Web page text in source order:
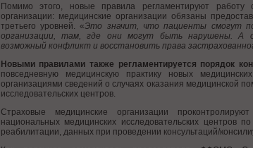
Помимо этого, новые правила регламентируют работу
организации: медицинские организации обязаны
третьего уровней. «Это значит, что пациенты смогут
организации, там, где они могут быть нарушены. А
возможный конфликт и восстановить права
Новыми правилами также регламентируется порядок
повседневную медицинскую практику новых
организациями сведений о случаях оказания медицинской
исследовательских центров.
Страховые медицинские организации
национальных медицинских исследовательских центров
реабилитации, данных при проведении консультаций/